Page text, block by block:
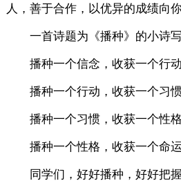
人，善于合作，以优异的成绩向
一首诗题为《播种》的小诗写
播种一个信念，收获一个行动
播种一个行动，收获一个习惯
播种一个习惯，收获一个性格
播种一个性格，收获一个命运
同学们，好好播种，好好把握